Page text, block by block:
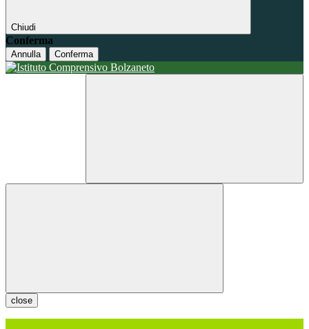
Chiudi
Conferma
Annulla Conferma
close